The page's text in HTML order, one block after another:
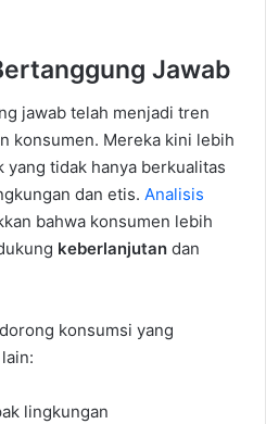
Jawab
jawab telah menjadi tren
konsumen. Mereka kini lebih
tidak hanya berkualitas
dan etis. Analisis
bahwa konsumen lebih
keberlanjutan dan
konsumsi yang
lingkungan